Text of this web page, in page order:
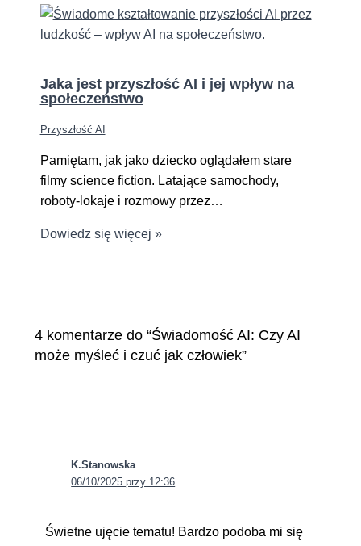
Jaka jest przyszłość AI i jej wpływ na
społeczeństwo
Przyszłość AI
Pamiętam, jak jako dziecko oglądałem stare
filmy science fiction. Latające samochody,
roboty-lokaje i rozmowy przez…
Dowiedz się więcej »
4 komentarze do “Świadomość AI: Czy AI
może myśleć i czuć jak człowiek”
K.Stanowska
06/10/2025 przy 12:36
Świetne ujęcie tematu! Bardzo podoba mi się